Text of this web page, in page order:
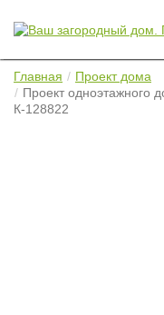
Главная
Проект дома
Проект одноэтажного
К-128822